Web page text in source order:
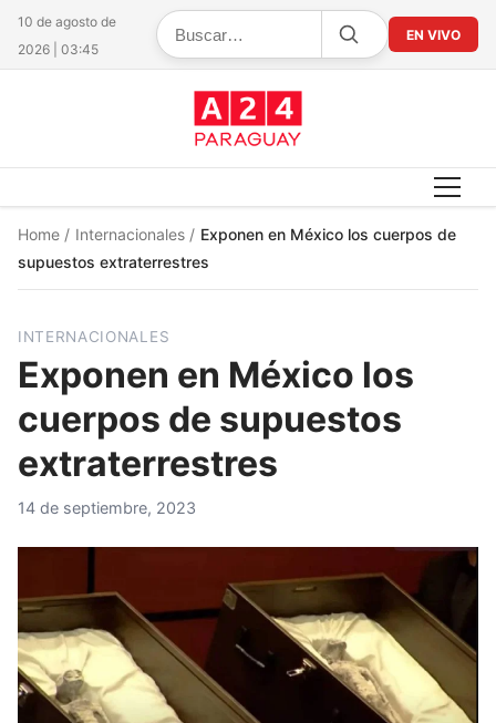
10 de agosto de
2026 | 03:45
EN VIVO
Home / Internacionales / Exponen en México los cuerpos de
supuestos extraterrestres
INTERNACIONALES
Exponen en México los
cuerpos de supuestos
extraterrestres
14 de septiembre, 2023